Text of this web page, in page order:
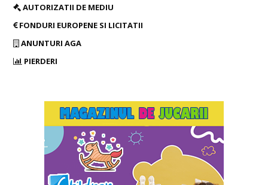
AUTORIZATII DE MEDIU
FONDURI EUROPENE SI LICITATII
ANUNTURI AGA
PIERDERI